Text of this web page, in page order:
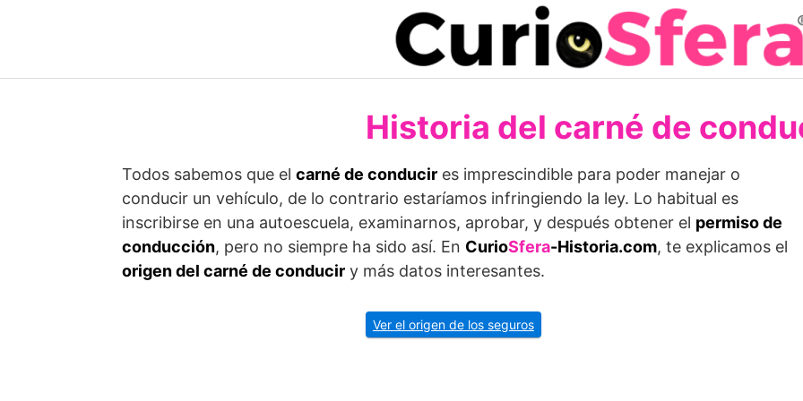
Historia del carné de
Todos sabemos que el carné de conducir es imprescindible para poder manejar o
conducir un vehículo, de lo contrario estaríamos infringiendo la ley. Lo habitual es
inscribirse en una autoescuela, examinarnos, aprobar, y después obtener el permiso de
conducción, pero no siempre ha sido así. En CurioSfera-Historia.com, te explicamos el
origen del carné de conducir y más datos interesantes.
Ver el origen de los seguros